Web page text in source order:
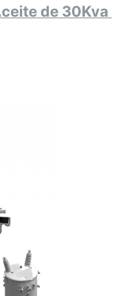
de 30Kva 